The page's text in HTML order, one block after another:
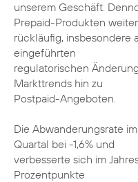
unserem Geschäft.
Prepaid-Produkten
rückläufig, insbesondere
eingeführten
regulatorischen
Markttrends hin zu
Postpaid-Angeboten.
Die Abwanderungsrate
Quartal bei -1,6% und
verbesserte sich im
Prozentpunkte